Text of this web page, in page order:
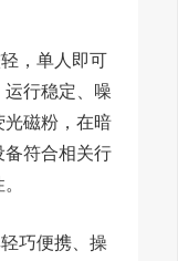
，单人即可
行稳定、噪
光磁粉，在暗
备符合相关行
巧便携、操